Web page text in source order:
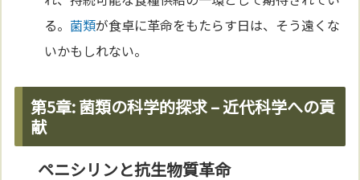
る。 菌類が食卓に革命をもたらす日は、そう遠くな
いかもしれない。
第5章: 菌類の科学的探求 – 近代科学への貢
献
ペニシリンと抗生物質革命